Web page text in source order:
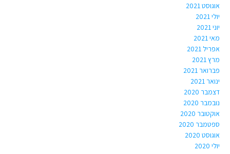
אוגוסט 2021
יולי 2021
יוני 2021
מאי 2021
אפריל 2021
מרץ 2021
פברואר 2021
ינואר 2021
דצמבר 2020
נובמבר 2020
אוקטובר 2020
ספטמבר 2020
אוגוסט 2020
יולי 2020